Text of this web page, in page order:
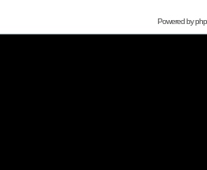
Powered by